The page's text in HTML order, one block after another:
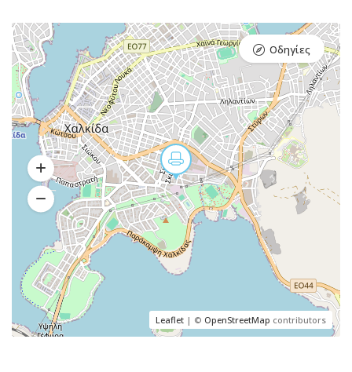
Leaflet | © OpenStreetMap contributors
Οδηγίες